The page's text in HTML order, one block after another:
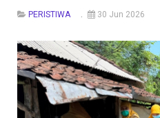
PERISTIWA 30 Jun 2026